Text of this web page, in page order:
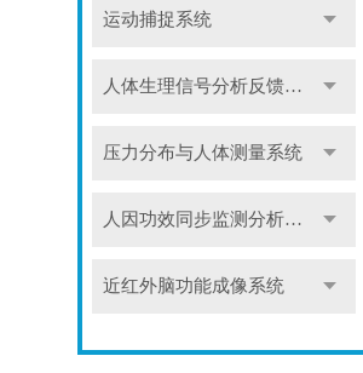
运动捕捉系统
人体生理信号分析反馈系统
压力分布与人体测量系统
人因功效同步监测分析系统
近红外脑功能成像系统